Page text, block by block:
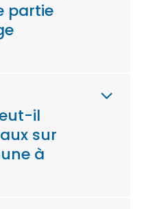
partie
il
sur
à